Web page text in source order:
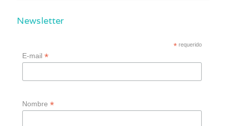
Newsletter
* requerido
E-mail*
Nombre*